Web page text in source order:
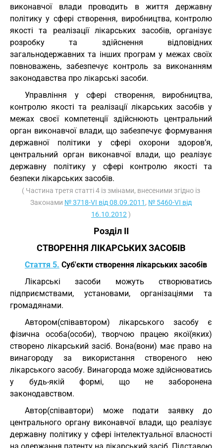
виконавчої влади проводить в життя державну
політику у сфері створення, виробництва, контролю
якості та реалізації лікарських засобів, організує
розробку та здійснення відповідних
загальнодержавних та інших програм у межах своїх
повноважень, забезпечує контроль за виконанням
законодавства про лікарські засоби.
Управління у сфері створення, виробництва,
контролю якості та реалізації лікарських засобів у
межах своєї компетенції здійснюють центральний
орган виконавчої влади, що забезпечує формування
державної політики у сфері охорони здоров’я,
центральний орган виконавчої влади, що реалізує
державну політику у сфері контролю якості та
безпеки лікарських засобів.
( Частина третя статті 4 із змінами, внесеними згідно із
Законами № 3718-VI від 08.09.2011 , № 5460-VI від
16.10.2012 )
Розділ II
СТВОРЕННЯ ЛІКАРСЬКИХ ЗАСОБІВ
Стаття 5. Суб'єкти створення лікарських засобів
Лікарські засоби можуть створюватись
підприємствами, установами, організаціями та
громадянами.
Автором(співавтором) лікарського засобу є
фізична особа(особи), творчою працею якої(яких)
створено лікарський засіб. Вона(вони) має право на
винагороду за використання створеного нею
лікарського засобу. Винагорода може здійснюватись
у будь-якій формі, що не заборонена
законодавством.
Автор(співавтори) може подати заявку до
центрального органу виконавчої влади, що реалізує
державну політику у сфері інтелектуальної власності